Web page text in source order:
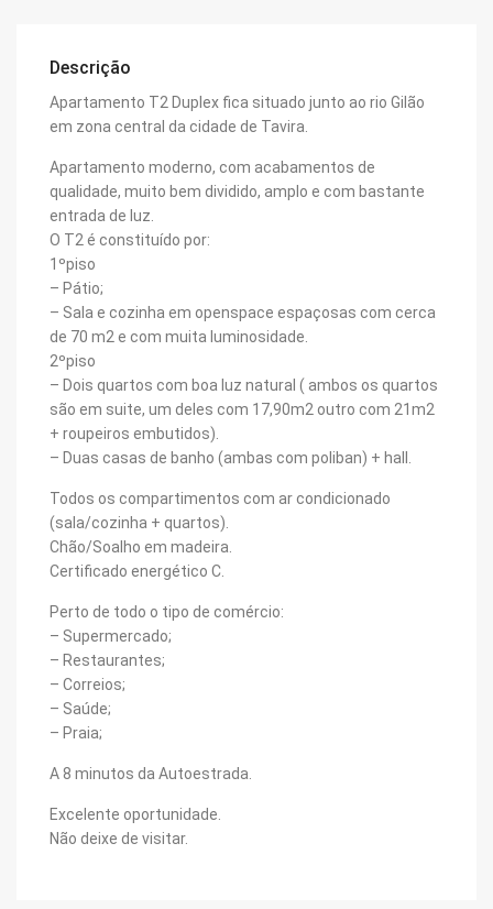
Descrição
Apartamento T2 Duplex fica situado junto ao rio Gilão
em zona central da cidade de Tavira.
Apartamento moderno, com acabamentos de
qualidade, muito bem dividido, amplo e com bastante
entrada de luz.
O T2 é constituído por:
1ºpiso
– Pátio;
– Sala e cozinha em openspace espaçosas com cerca
de 70 m2 e com muita luminosidade.
2ºpiso
– Dois quartos com boa luz natural ( ambos os quartos
são em suite, um deles com 17,90m2 outro com 21m2
+ roupeiros embutidos).
– Duas casas de banho (ambas com poliban) + hall.
Todos os compartimentos com ar condicionado
(sala/cozinha + quartos).
Chão/Soalho em madeira.
Certificado energético C.
Perto de todo o tipo de comércio:
– Supermercado;
– Restaurantes;
– Correios;
– Saúde;
– Praia;
A 8 minutos da Autoestrada.
Excelente oportunidade.
Não deixe de visitar.